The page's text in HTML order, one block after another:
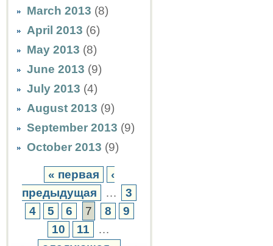
March 2013 (8)
April 2013 (6)
May 2013 (8)
June 2013 (9)
July 2013 (4)
August 2013 (9)
September 2013 (9)
October 2013 (9)
« первая
‹
предыдущая
…
3
4
5 6 7 8
9
10
11
…